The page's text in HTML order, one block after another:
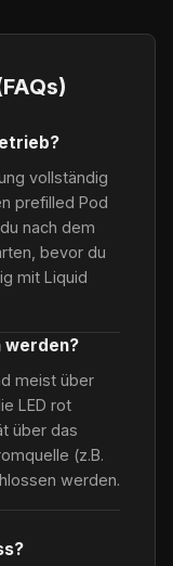
vollständig
prefilled Pod
nach dem
bevor du
mit Liquid
werden?
meist über
LED rot
über das
(z.B.
werden.